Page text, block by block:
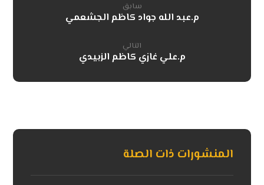
سابق
م.عبد الله جواد كاظم الجشعمي
التالي
م.علي غازي كاظم الزبيدي
المنشورات ذات الصلة